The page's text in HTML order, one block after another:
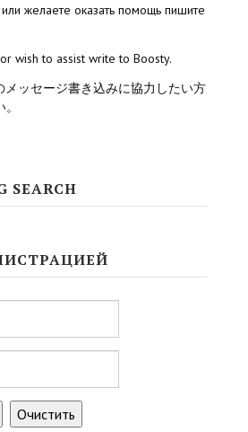
желаете оказать помощь пишите
wish to assist write to Boosty.
メッセージ書き込みに協力したい方
SEARCH